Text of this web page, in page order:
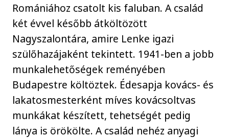
Romániához csatolt kis faluban. A család
két évvel később átköltözött
Nagyszalontára, amire Lenke igazi
szülőhazájaként tekintett. 1941-ben a jobb
munkalehetőségek reményében
Budapestre költöztek. Édesapja kovács- és
lakatosmesterként míves kovácsoltvas
munkákat készített, tehetségét pedig
lánya is örökölte. A család nehéz anyagi